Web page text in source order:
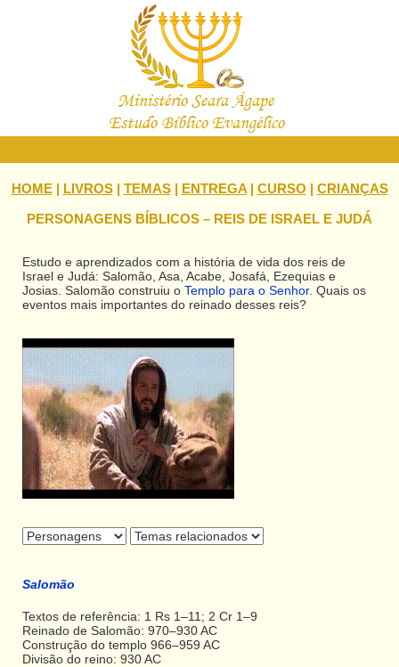
HOME| LIVROS| TEMAS| ENTREGA| CURSO | CRIANÇAS
PERSONAGENS BÍBLICOS – REIS DE ISRAEL E JUDÁ
Estudo e aprendizados com a história de vida dos reis de
Israel e Judá: Salomão, Asa, Acabe, Josafá, Ezequias e
Josias. Salomão construiu o Templo para o Senhor. Quais os
eventos mais importantes do reinado desses reis?
Salomão
Textos de referência: 1 Rs 1–11; 2 Cr 1–9
Reinado de Salomão: 970–930 AC
Construção do templo 966–959 AC
Divisão do reino: 930 AC